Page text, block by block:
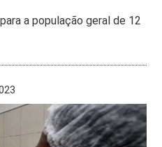
a população geral de 12